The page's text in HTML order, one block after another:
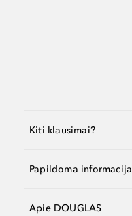
Kiti klausimai?
Papildoma informacija
Apie DOUGLAS